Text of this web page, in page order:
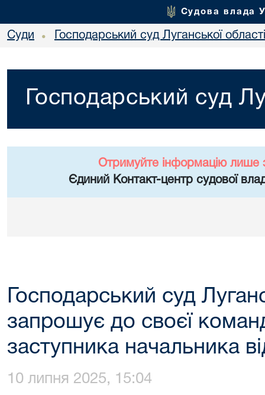
Судова влада
Суди • Господарський суд Луганської області
Господарський суд
Отримуйте інформацію лише
Єдиний Контакт-центр судової
Господарський суд
запрошує до своєї
заступника начальника
10 липня 2025, 15:04